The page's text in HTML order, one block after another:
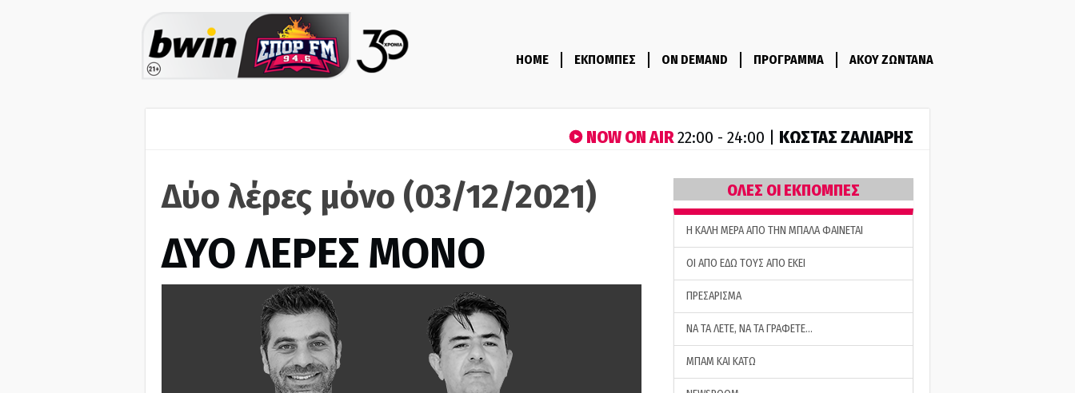
HOME ΕΚΠΟΜΠΕΣ ON DEMAND ΠΡΟΓΡΑΜΜΑ ΑΚΟΥ ΖΩΝΤΑΝΑ
NOW ON AIR22:00 - 24:00 | ΚΩΣΤΑΣ ΖΑΛΙΑΡΗΣ
Δύο λέρες μόνο (03/12/2021)
ΔΥΟ ΛΕΡΕΣ ΜΟΝΟ
ΟΛΕΣ ΟΙ ΕΚΠΟΜΠΕΣ
H ΚΑΛΗ ΜΕΡΑ ΑΠΟ ΤΗΝ ΜΠΑΛΑ ΦΑΙΝΕΤΑΙ
ΟΙ ΑΠΟ ΕΔΩ ΤΟΥΣ ΑΠΟ ΕΚΕΙ
ΠΡΕΣΑΡΙΣΜΑ
ΝΑ ΤΑ ΛΕΤΕ, ΝΑ ΤΑ ΓΡΑΦΕΤΕ…
ΜΠΑΜ ΚΑΙ ΚΑΤΩ